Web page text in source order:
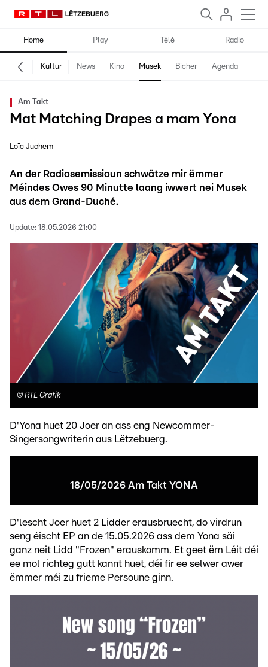
Home Play Télé Radio
Kultur News Kino Musek Bicher Agenda
Am Takt
Mat Matching Drapes a mam Yona
Loïc Juchem
An der Radiosemissioun schwätze mir ëmmer
Méindes Owes 90 Minutte laang iwwert nei Musek
aus dem Grand-Duché.
Update: 18.05.2026 21:00
© RTL Grafik
D'Yona huet 20 Joer an ass eng Newcommer-
Singersongwriterin aus Lëtzebuerg.
18/05/2026 Am Takt YONA
D'lescht Joer huet 2 Lidder erausbruecht, do virdrun
seng éischt EP an de 15.05.2026 ass dem Yona säi
ganz neit Lidd "Frozen" erauskomm. Et geet ëm Léit déi
ee mol richteg gutt kannt huet, déi fir ee selwer awer
ëmmer méi zu frieme Persoune ginn.